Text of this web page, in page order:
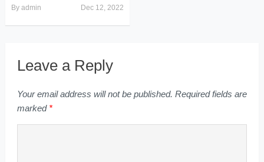
By admin Dec 12, 2022
Leave a Reply
Your email address will not be published. Required fields are
marked *